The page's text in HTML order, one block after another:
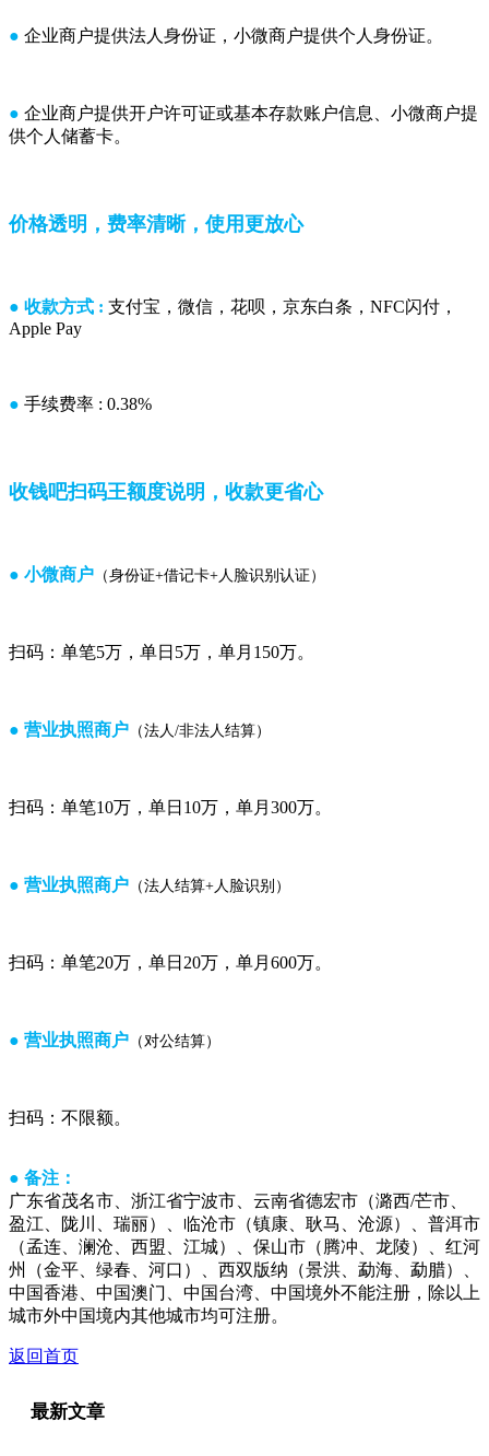
● 企业商户提供法人身份证，小微商户提供个人身份证。
● 企业商户提供开户许可证或基本存款账户信息、小微商户提
供个人储蓄卡。
价格透明，费率清晰，使用更放心
● 收款方式 : 支付宝，微信，花呗，京东白条，NFC闪付，
Apple Pay
● 手续费率 : 0.38%
收钱吧扫码王额度说明，收款更省心
● 小微商户 （身份证+借记卡+人脸识别认证）
扫码：单笔5万，单日5万，单月150万。
● 营业执照商户 （法人/非法人结算）
扫码：单笔10万，单日10万，单月300万。
● 营业执照商户 （法人结算+人脸识别）
扫码：单笔20万，单日20万，单月600万。
● 营业执照商户 （对公结算）
扫码：不限额。
● 备注：
广东省茂名市、浙江省宁波市、云南省德宏市（潞西/芒市、
盈江、陇川、瑞丽）、临沧市（镇康、耿马、沧源）、普洱市
（孟连、澜沧、西盟、江城）、保山市（腾冲、龙陵）、红河
州（金平、绿春、河口）、西双版纳（景洪、勐海、勐腊）、
中国香港、中国澳门、中国台湾、中国境外不能注册，除以上
城市外中国境内其他城市均可注册。
返回首页
最新文章